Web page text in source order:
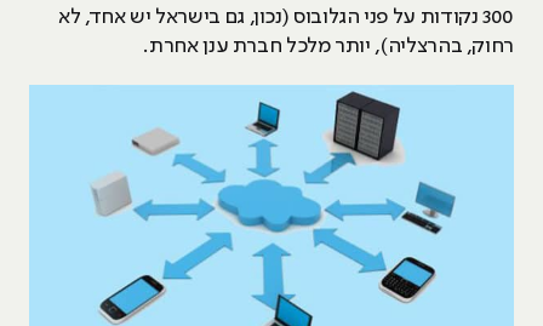
300 נקודות על פני הגלובוס (נכון, גם בישראל יש אחד, לא
רחוק, בהרצליה), יותר מלכל חברת ענן אחרת.